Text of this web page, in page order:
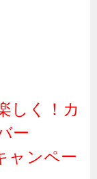
しく！カ
ー
ャンペー